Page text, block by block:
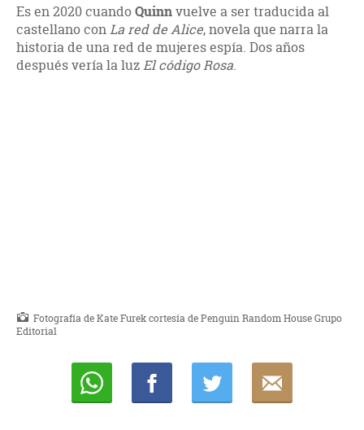
Es en 2020 cuandoQuinnvuelve a ser traducida al
castellano conLa red de Alice, novela que narra la
historia de una red de mujeres espía. Dos años
después vería la luzEl código Rosa.
Fotografía de Kate Furek cortesía de Penguin Random House Grupo
Editorial